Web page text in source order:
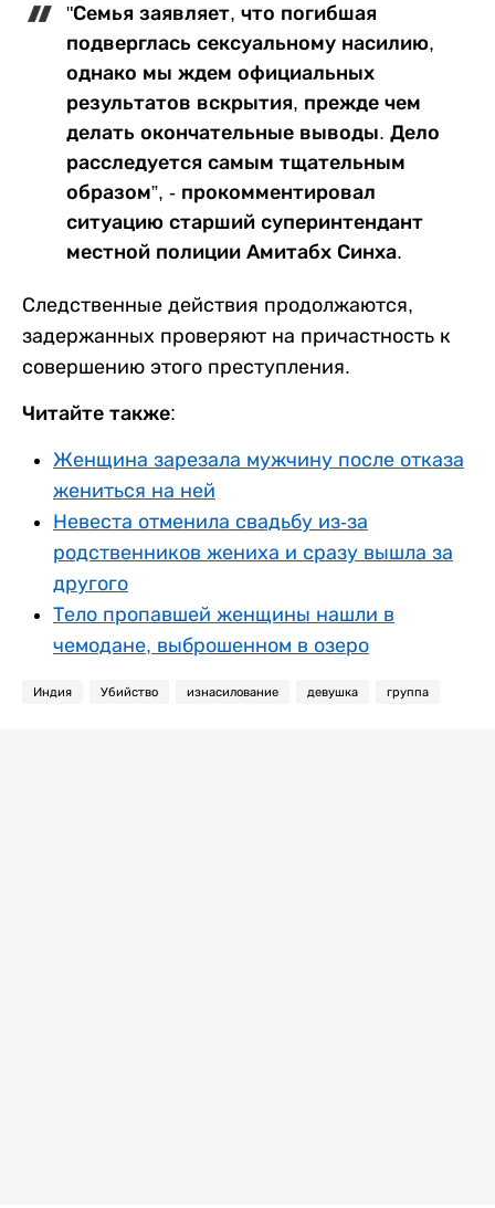
"Семья заявляет, что погибшая
подверглась сексуальному насилию,
однако мы ждем официальных
результатов вскрытия, прежде чем
делать окончательные выводы. Дело
расследуется самым тщательным
образом”, - прокомментировал
ситуацию старший суперинтендант
местной полиции Амитабх Синха.
Следственные действия продолжаются,
задержанных проверяют на причастность к
совершению этого преступления.
Читайте также:
Женщина зарезала мужчину после отказа
жениться на ней
Невеста отменила свадьбу из-за
родственников жениха и сразу вышла за
другого
Тело пропавшей женщины нашли в
чемодане, выброшенном в озеро
Индия Убийство изнасилование девушка группа